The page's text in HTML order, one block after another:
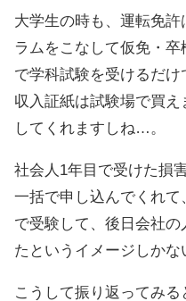
大学生の時も、運転免
ラムをこなして仮免・
で学科試験を受けるだけ
収入証紙は試験場で買
してくれますしね…。
社会人1年目で受けた損
一括で申し込んでくれ
で受験して、後日会社
たというイメージしかな
こうして振り返ってみ